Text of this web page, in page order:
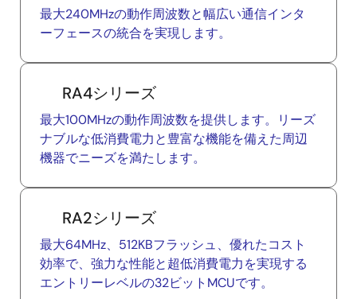
最大240MHzの動作周波数と幅広い通信インタ
ーフェースの統合を実現します。
RA4シリーズ
最大100MHzの動作周波数を提供します。リーズ
ナブルな低消費電力と豊富な機能を備えた周辺
機器でニーズを満たします。
RA2シリーズ
最大64MHz、512KBフラッシュ、優れたコスト
効率で、強力な性能と超低消費電力を実現する
エントリーレベルの32ビットMCUです。